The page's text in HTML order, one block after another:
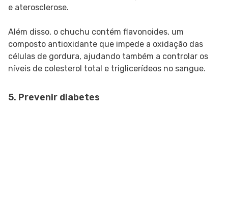
e aterosclerose.
Além disso, o chuchu contém flavonoides, um
composto antioxidante que impede a oxidação das
células de gordura, ajudando também a controlar os
níveis de colesterol total e triglicerídeos no sangue.
5. Prevenir diabetes